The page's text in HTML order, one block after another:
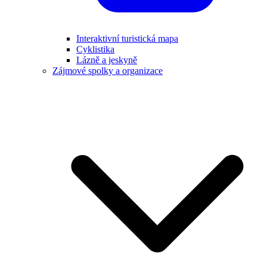
Interaktivní turistická mapa
Cyklistika
Lázně a jeskyně
Zájmové spolky a organizace